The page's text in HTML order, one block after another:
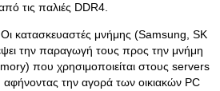
τις παλιές DDR4.
κατασκευαστές μνήμης (Samsung, SK
την παραγωγή τους προς την μνήμη
που χρησιμοποιείται στους servers
την αγορά των οικιακών PC